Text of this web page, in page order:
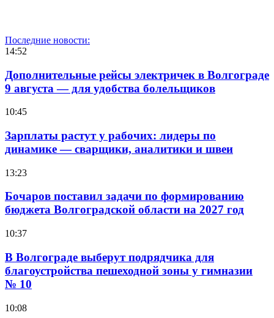
Последние новости:
14:52
Дополнительные рейсы электричек в Волгограде
9 августа — для удобства болельщиков
10:45
Зарплаты растут у рабочих: лидеры по
динамике — сварщики, аналитики и швеи
13:23
Бочаров поставил задачи по формированию
бюджета Волгоградской области на 2027 год
10:37
В Волгограде выберут подрядчика для
благоустройства пешеходной зоны у гимназии
№ 10
10:08